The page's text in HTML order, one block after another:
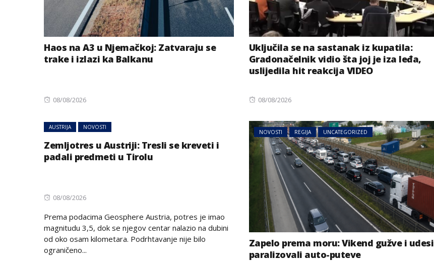
Haos na A3 u Njemačkoj: Zatvaraju se
trake i izlazi ka Balkanu
Posted
08/08/2026
Uključila se na sastanak iz kupatila:
Gradonačelnik vidio šta joj je iza leđa,
uslijedila hit reakcija VIDEO
Posted
08/08/2026
AUSTRIJA NOVOSTI
Zemljotres u Austriji: Tresli se kreveti i
padali predmeti u Tirolu
Posted
08/08/2026
Prema podacima Geosphere Austria, potres je imao
magnitudu 3,5, dok se njegov centar nalazio na dubini
od oko osam kilometara. Podrhtavanje nije bilo
ograničeno...
NOVOSTI REGIJA UNCATEGORIZED
Zapelo prema moru: Vikend gužve i udesi
paralizovali auto-puteve